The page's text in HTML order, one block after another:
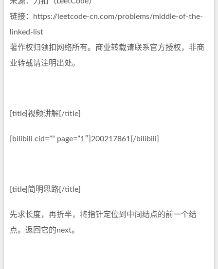
链接：https://leetcode-cn.com/problems/middle-of-the-
linked-list
著作权归领扣网络所有。商业转载请联系官方授权，非商
业转载请注明出处。
[title]视频讲解[/title]
[bilibili cid=”” page=”1″]200217861[/bilibili]
[title]简明思路[/title]
先求长度，再折半，将指针定位到中间结点的前一个结
点。返回它的next。